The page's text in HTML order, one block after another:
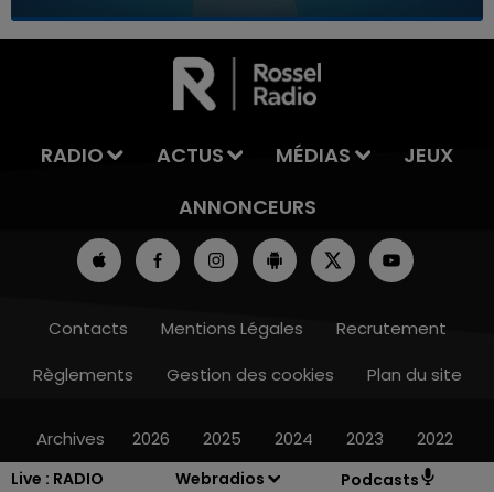
Live : RADIO
Webradios Podcasts
LA TEAM DE L'ÉTÉ
RADIO ACTUS MÉDIAS
JEUX
ANNONCEURS
Contacts Mentions Légales
Recrutement
Règlements
Gestion des cookies Plan du site
Archives 2026 2025 2024 2023 2022